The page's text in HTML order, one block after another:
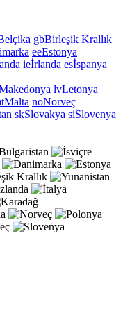
gbBirleşik Krallık
eeEstonya
ieİrlanda esİspanya
lvLetonya
Malta noNorveç
skSlovakya siSlovenya